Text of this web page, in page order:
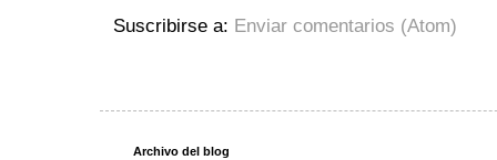
Suscribirse a: Enviar comentarios (Atom)
Archivo del blog